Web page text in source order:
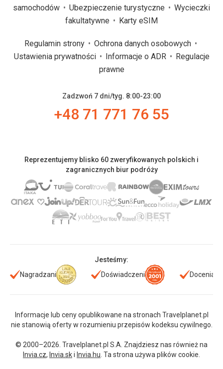
samochodów
Ubezpieczenie turystyczne
Wycieczki
fakultatywne
Karty eSIM
Regulamin strony
Ochrona danych osobowych
Ustawienia prywatności
Informacje o ADR
Regulacje
prawne
Zadzwoń 7 dni/tyg. 8:00-23:00
+48 71 771 76 55
Reprezentujemy blisko 60 zweryfikowanych polskich i
zagranicznych biur podróży
Jesteśmy:
Nagradzani
Doświadczeni Doceniani
Informacje lub ceny opublikowane na stronach Travelplanet.pl
nie stanowią oferty w rozumieniu przepisów kodeksu cywilnego.
© 2000–2026. Travelplanet.pl S.A. Znajdziesz nas również na
Invia.cz, Invia.ski Invia.hu . Ta strona używa plików cookie.